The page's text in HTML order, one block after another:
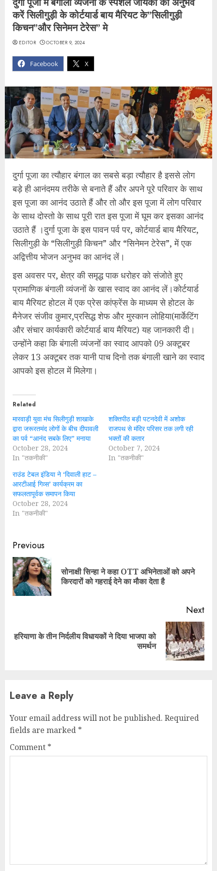
करें सिलीगुड़ी के कोर्टयार्ड बाय मैरियट के”सिलीगुड़ी
किचन”और सिनेमन टेरेस” मे
Facebook X
EDITOR OCTOBER 9, 2024
दुर्गा पूजा का त्यौहार बंगाल का सबसे बड़ा त्यौहार है इससे लोग
बड़े ही आनंदमय तरीके से बनाते हैं और अपने पूरे परिवार के साथ
इस पूजा का आनंद उठाते हैं और तो और इस पूजा में लोग परिवार
के साथ दोस्तो के साथ पूरी रात इस पूजा में घूम कर इसका आनंद
उठाते हैं ।दुर्गा पूजा के इस पावन पर्व पर, कोर्टयार्ड बाय मैरियट,
सिलीगुड़ी के “सिलीगुड़ी किचन” और “सिनेमन टेरेस”, में एक
अद्वित्तीय भोजन अनुभव का आनंद लें।
इस अवसर पर, क्षेत्र की समृद्ध पाक धरोहर को संजोते हुए
प्रामाणिक बंगाली व्यंजनों के खास स्वाद का आनंद लें।कोर्टयार्ड
बाय मैरियट होटल में एक प्रेस कांफ्रेंस के माध्यम से होटल के
मैनेजर संजीव कुमार,प्रसिद्ध शेफ और मुस्कान लोहिया(मार्केटिंग
और संचार कार्यकारी कोर्टयार्ड बाय मैरियट) यह जानकारी दी।
उन्होंने कहा कि बंगाली व्यंजनों का स्वाद आपको 09 अक्टूबर
लेकर 13 अक्टूबर तक यानी पाच दिनो तक बंगाली खाने का स्वाद
आपको इस होटल में मिलेगा।
Related
मारवाड़ी युवा मंच सिलीगुड़ी शाखाके
द्वारा जरूरतमंद लोगों के बीच दीपावली
का पर्व “आनंद सबके लिए” मनाया
October 28, 2024
In "तकनीकी"
शक्तिपीठ बड़ी पटनदेवी में अशोक
राजपथ से मंदिर परिसर तक लगी रही
भक्तों की कतार
October 7, 2024
In "तकनीकी"
राउंड टेबल इंडिया ने ‘दिवाली हाट –
आरटीआई गिव्स’ कार्यक्रम का
सफलतापूर्वक समापन किया
October 28, 2024
In "तकनीकी"
Continue
Reading
Previous
सोनाक्षी सिन्हा ने कहा OTT अभिनेताओं को अपने
किरदारों को गहराई देने का मौका देता है
Next
Next
हरियाणा के तीन निर्दलीय विधायकों ने दिया भाजपा को
समर्थन
Leave a Reply
Your email address will not be published. Required
fields are marked *
Comment *